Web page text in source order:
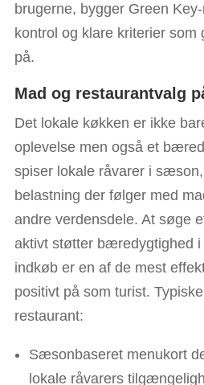
brugerne, bygger Green
kontrol og klare kriterier
på.
Mad og restaurantvalg
Det lokale køkken er ikke
oplevelse men også et
spiser lokale råvarer i
belastning der følger med
andre verdensdele. At søge
aktivt støtter bæredygtighed i
indkøb er en af de mest
positivt på som turist.
restaurant:
Sæsonbaseret menukort
lokale råvarers